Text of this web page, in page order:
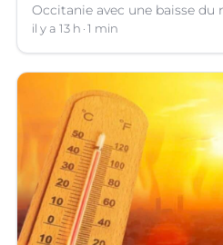
Occitanie avec une baisse
d'orages dans certains
il y a 13 h 1 min